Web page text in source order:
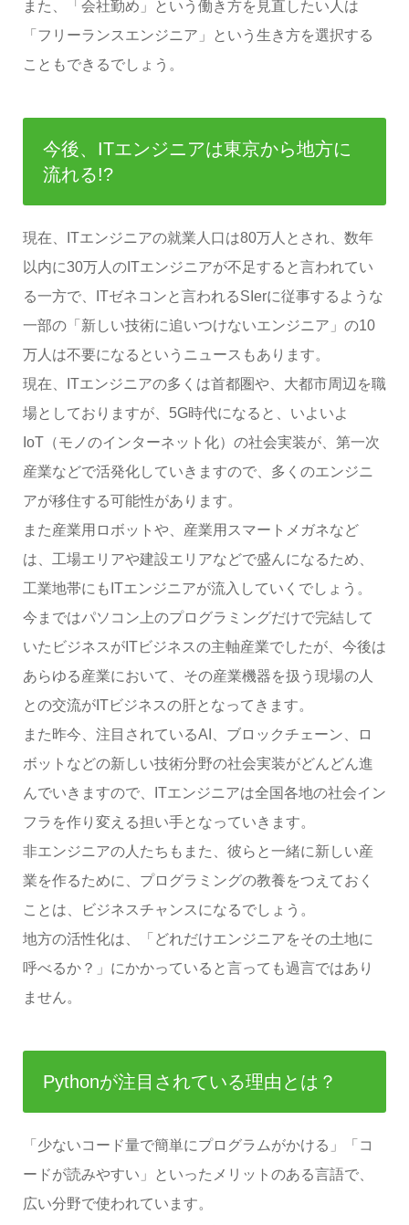
また、「会社勤め」という働き方を見直したい人は
「フリーランスエンジニア」という生き方を選択する
こともできるでしょう。
今後、ITエンジニアは東京から地方に
流れる!?
現在、ITエンジニアの就業人口は80万人とされ、数年
以内に30万人のITエンジニアが不足すると言われてい
る一方で、ITゼネコンと言われるSIerに従事するような
一部の「新しい技術に追いつけないエンジニア」の10
万人は不要になるというニュースもあります。
現在、ITエンジニアの多くは首都圏や、大都市周辺を職
場としておりますが、5G時代になると、いよいよ
IoT（モノのインターネット化）の社会実装が、第一次
産業などで活発化していきますので、多くのエンジニ
アが移住する可能性があります。
また産業用ロボットや、産業用スマートメガネなど
は、工場エリアや建設エリアなどで盛んになるため、
工業地帯にもITエンジニアが流入していくでしょう。
今まではパソコン上のプログラミングだけで完結して
いたビジネスがITビジネスの主軸産業でしたが、今後は
あらゆる産業において、その産業機器を扱う現場の人
との交流がITビジネスの肝となってきます。
また昨今、注目されているAI、ブロックチェーン、ロ
ボットなどの新しい技術分野の社会実装がどんどん進
んでいきますので、ITエンジニアは全国各地の社会イン
フラを作り変える担い手となっていきます。
非エンジニアの人たちもまた、彼らと一緒に新しい産
業を作るために、プログラミングの教養をつえておく
ことは、ビジネスチャンスになるでしょう。
地方の活性化は、「どれだけエンジニアをその土地に
呼べるか？」にかかっていると言っても過言ではあり
ません。
Pythonが注目されている理由とは？
「少ないコード量で簡単にプログラムがかける」「コ
ードが読みやすい」といったメリットのある言語で、
広い分野で使われています。